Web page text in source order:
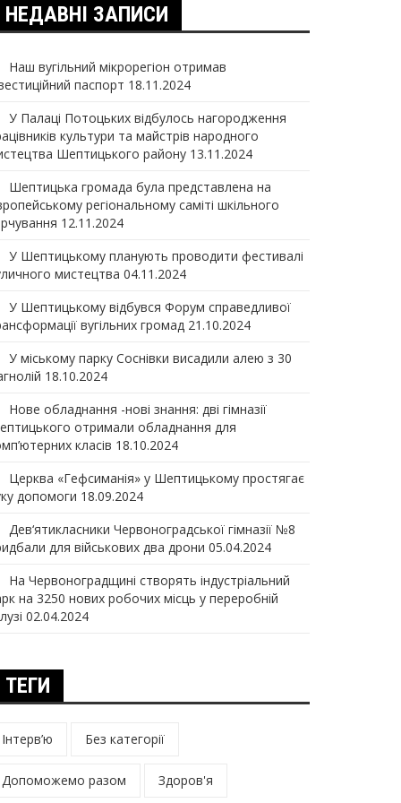
НЕДАВНІ ЗАПИСИ
Наш вугільний мікрорегіон отримав
паспорт 18.11.2024
У Палаці Потоцьких відбулось нагородження
культури та майстрів народного
Шептицького району 13.11.2024
Шептицька громада була представлена на
регіональному саміті шкільного
12.11.2024
У Шептицькому планують проводити фестивалі
мистецтва 04.11.2024
У Шептицькому відбувся Форум справедливої
вугільних громад 21.10.2024
У міському парку Соснівки висадили алею з 30
18.10.2024
Нове обладнання -нові знання: дві гімназії
отримали обладнання для
класів 18.10.2024
Церква «Гефсиманія» у Шептицькому простягає
допомоги 18.09.2024
Дев‘ятикласники Червоноградської гімназії №8
для військових два дрони 05.04.2024
На Червоноградщині створять індустріальний
на 3250 нових робочих місць у переробній
02.04.2024
ТЕГИ
Інтерв’ю Без категорії
Допоможемо разом Здоров'я